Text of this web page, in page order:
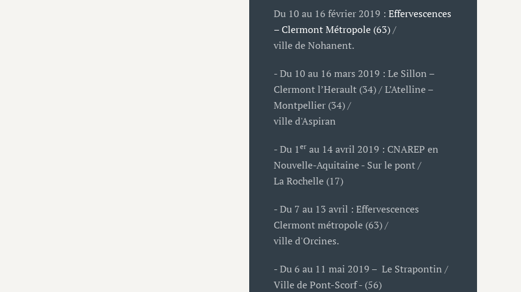
Du 10 au 16 février 2019 : Effervescences
– Clermont Métropole (63)/
ville de Nohanent.
- Du 10 au 16 mars 2019 : Le Sillon –
Clermont l’Herault (34) / L’Atelline –
Montpellier (34) /
ville d'Aspiran
- Du 1er au 14 avril 2019 : CNAREP en
Nouvelle-Aquitaine - Sur le pont /
La Rochelle (17)
- Du 7 au 13 avril : Effervescences
Clermont métropole (63) /
ville d'Orcines.
- Du 6 au 11 mai 2019 – Le Strapontin /
Ville de Pont-Scorf - (56)